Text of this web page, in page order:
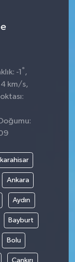
-1 ° ,
km/s,
Ankara
Aydın
Bayburt
Bolu
Çankırı